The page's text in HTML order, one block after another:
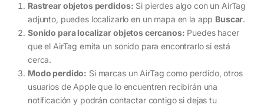
Rastrear objetos perdidos: Si pierdes algo con un AirTag
adjunto, puedes localizarlo en un mapa en la app Buscar.
Sonido para localizar objetos cercanos: Puedes hacer
que el AirTag emita un sonido para encontrarlo si está
cerca.
Modo perdido: Si marcas un AirTag como perdido, otros
usuarios de Apple que lo encuentren recibirán una
notificación y podrán contactar contigo si dejas tu